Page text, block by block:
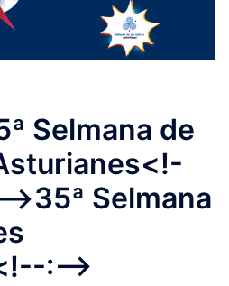
Selmana de
Selmana
:-->